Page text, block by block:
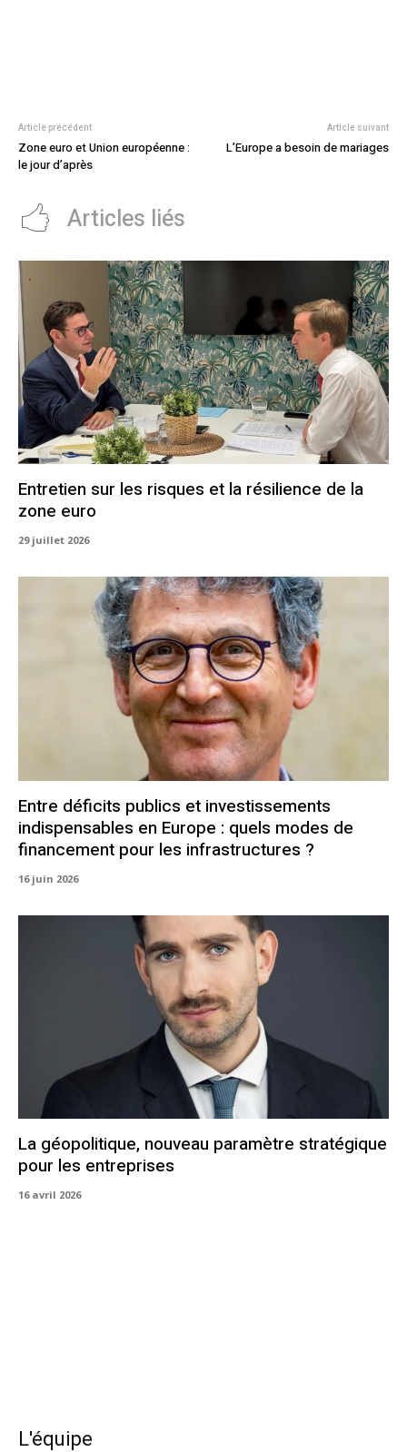
Article précédent
Zone euro et Union européenne :
le jour d’après
Article suivant
L’Europe a besoin de mariages
Articles liés
Entretien sur les risques et la résilience de la
zone euro
29 juillet 2026
Entre déficits publics et investissements
indispensables en Europe : quels modes de
financement pour les infrastructures ?
16 juin 2026
La géopolitique, nouveau paramètre stratégique
pour les entreprises
16 avril 2026
L'équipe